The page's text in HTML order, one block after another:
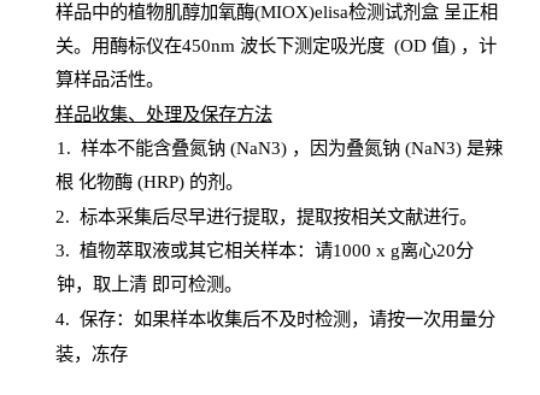
样品中的植物肌醇加氧酶(MIOX)elisa检测试剂盒呈正相
关。用酶标仪在450nm 波长下测定吸光度 (OD 值) ，计
算样品活性。
样品收集、处理及保存方法
1 . 样本不能含叠氮钠(NaN3) ，因为叠氮钠 (NaN3) 是辣
根 化物酶(HRP) 的剂。
2. 标本采集后尽早进行提取，提取按相关文献进行。
3. 植物萃取液或其它相关样本：请1000 x g离心20分
钟，取上清 即可检测。
4. 保存：如果样本收集后不及时检测，请按一次用量分
装，冻存